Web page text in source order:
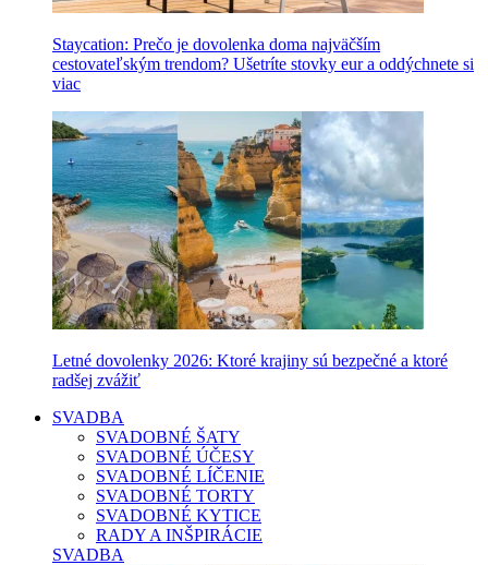
Staycation: Prečo je dovolenka doma najväčším
cestovateľským trendom? Ušetríte stovky eur a oddýchnete si
viac
Letné dovolenky 2026: Ktoré krajiny sú bezpečné a ktoré
radšej zvážiť
SVADBA
SVADOBNÉ ŠATY
SVADOBNÉ ÚČESY
SVADOBNÉ LÍČENIE
SVADOBNÉ TORTY
SVADOBNÉ KYTICE
RADY A INŠPIRÁCIE
SVADBA